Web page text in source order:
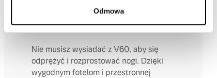
Odmowa
Przestronna kabina
Nie musisz wysiadać z V60, aby się
odprężyć i rozprostować nogi. Dzięki
wygodnym fotelom i przestronnej